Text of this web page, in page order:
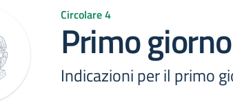
Circolare 4
Primo
Indicazioni per il primo